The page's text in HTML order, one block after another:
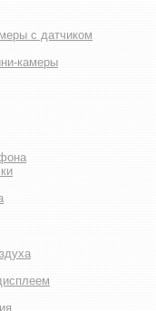
с датчиком
камеры